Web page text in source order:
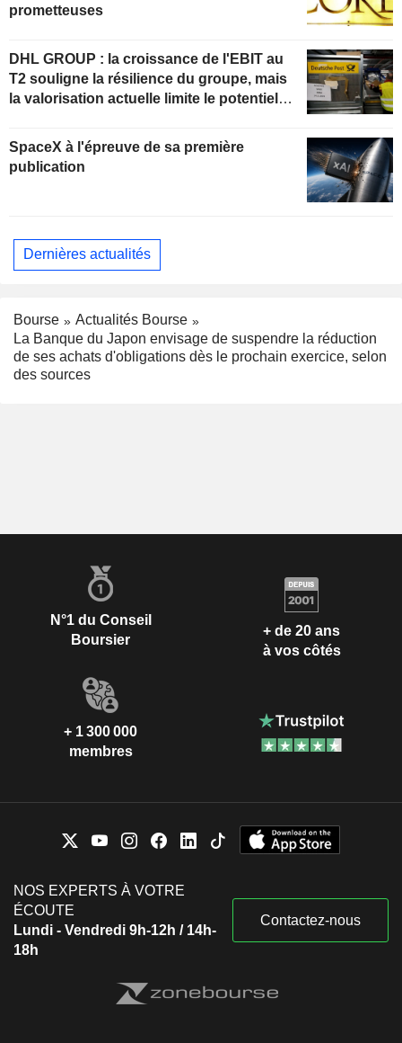
prometteuses
DHL GROUP : la croissance de l'EBIT au
T2 souligne la résilience du groupe, mais
la valorisation actuelle limite le potentiel
SpaceX à l'épreuve de sa première
publication
Dernières actualités
Bourse
Actualités Bourse
La Banque du Japon envisage de suspendre la réduction
de ses achats d'obligations dès le prochain exercice, selon
des sources
N°1 du Conseil
Boursier
+ de 20 ans
à vos côtés
+ 1 300 000
membres
NOS EXPERTS À VOTRE
ÉCOUTE
Lundi - Vendredi 9h-12h / 14h-
18h
Contactez-nous